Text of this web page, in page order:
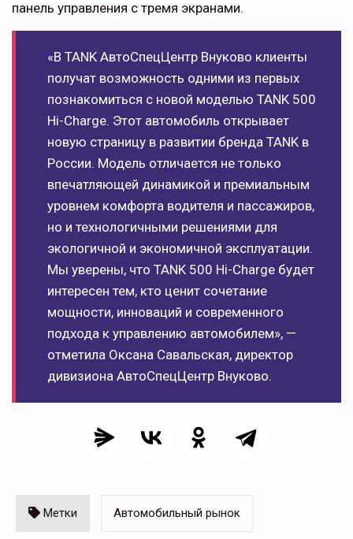
панель управления с тремя экранами.
«В TANK АвтоСпецЦентр Внуково клиенты
получат возможность одними из первых
познакомиться с новой моделью TANK 500
Hi-Charge. Этот автомобиль открывает
новую страницу в развитии бренда TANK в
России. Модель отличается не только
впечатляющей динамикой и премиальным
уровнем комфорта водителя и пассажиров,
но и технологичными решениями для
экологичной и экономичной эксплуатации.
Мы уверены, что TANK 500 Hi-Charge будет
интересен тем, кто ценит сочетание
мощности, инноваций и современного
подхода к управлению автомобилем», —
отметила Оксана Савальская, директор
дивизиона АвтоСпецЦентр Внуково.
Метки Автомобильный рынок